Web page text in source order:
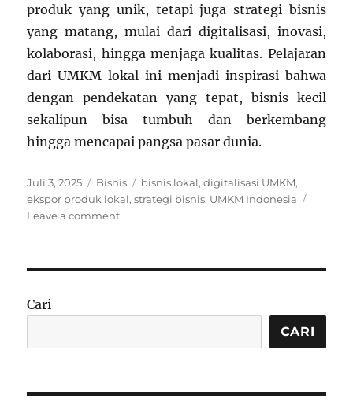
produk yang unik, tetapi juga strategi bisnis
yang matang, mulai dari digitalisasi, inovasi,
kolaborasi, hingga menjaga kualitas. Pelajaran
dari UMKM lokal ini menjadi inspirasi bahwa
dengan pendekatan yang tepat, bisnis kecil
sekalipun bisa tumbuh dan berkembang
hingga mencapai pangsa pasar dunia.
Posted
on
Juli 3, 2025 Categories
Bisnis Tags
bisnis lokal,digitalisasi UMKM,
ekspor produk lokal,strategi bisnis, UMKM Indonesia
Leave a commenton
Belajar
Kesuksesan
Cari
CARI